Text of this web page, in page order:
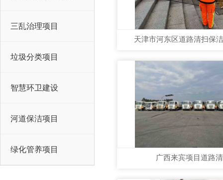
三乱治理项目
垃圾分类项目
智慧环卫建设
河道保洁项目
绿化管养项目
天津市河东区道路清扫保
广西来宾项目道路